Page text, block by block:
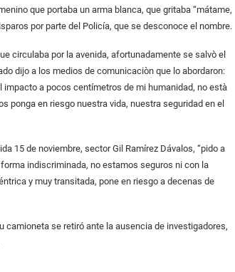
que portaba un arma blanca, que gritaba “mátame,
por parte del Policía, que se desconoce el nombre.
circulaba por la avenida, afortunadamente se salvò el
dijo a los medios de comunicaciòn que lo abordaron:
a pocos centímetros de mi humanidad, no està
ponga en riesgo nuestra vida, nuestra seguridad en el
15 de noviembre, sector Gil Ramírez Dávalos, “pido a
indiscriminada, no estamos seguros ni con la
y muy transitada, pone en riesgo a decenas de
camioneta se retiró ante la ausencia de investigadores,